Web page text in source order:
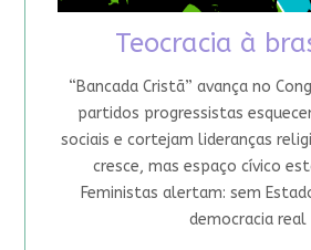
Teocracia à
“Bancada Cristã” avança no
partidos progressistas
sociais e cortejam lideranças
cresce, mas espaço cívico
Feministas alertam: sem
democracia real